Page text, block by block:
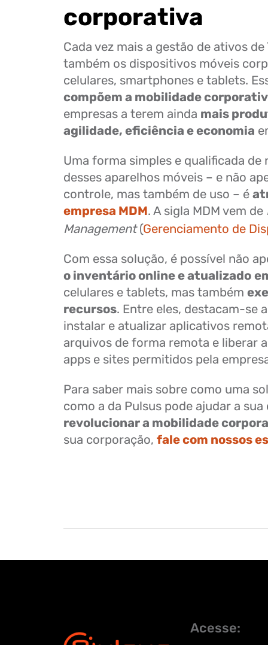
corporativa
Cada vez mais a gestão de ativos
também os dispositivos móveis
celulares, smartphones e tablets.
compõem a mobilidade
empresas a terem ainda mais
agilidade, eficiência e economia
Uma forma simples e qualificada de
desses aparelhos móveis – e não
controle, mas também de uso – é
empresa MDM. A sigla MDM vem de
Management(Gerenciamento de
Com essa solução, é possível não
o inventário online e atualizado
celulares e tablets, mas também
recursos. Entre eles, destacam-se
instalar e atualizar aplicativos
arquivos de forma remota e liberar
apps e sites permitidos pela
Para saber mais sobre como uma
como a da Pulsus pode ajudar a sua
revolucionar a mobilidade
sua corporação, fale com nossos
Acesse: